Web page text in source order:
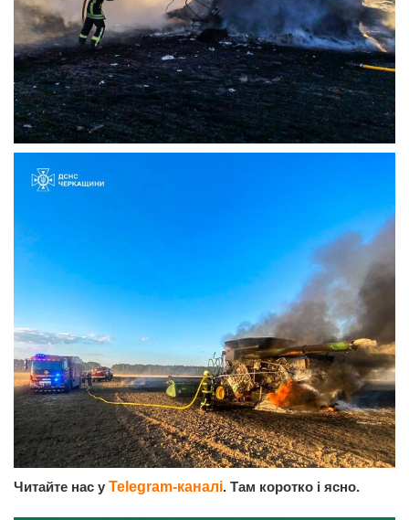
Читайте нас у Telegram-каналі. Там коротко і ясно.